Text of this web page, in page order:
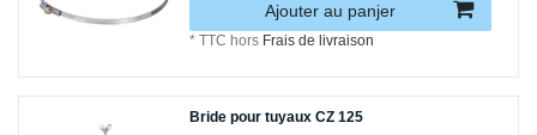
Ajouter au panjer
*TTC hors Frais de livraison
Bride pour tuyaux CZ 125